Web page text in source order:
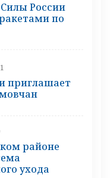
России
по
приглашает
районе
ухода